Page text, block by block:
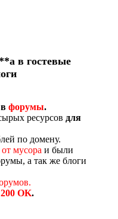
в гостевые
форумы.
ресурсов для
по домену.
мусора и были
а так же блоги
200 OK.